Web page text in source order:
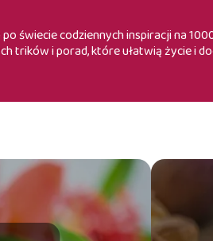
świecie codziennych inspiracji na
trików i porad, które ułatwią życie i